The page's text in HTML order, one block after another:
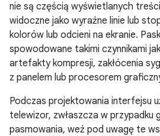
nie są częścią wyświetlanych
widoczne jako wyraźne linie lub
kolorów lub odcieni na ekranie.
spowodowane takimi czynnikami
artefakty kompresji, zakłócenia
z panelem lub procesorem
Podczas projektowania interfejsu
telewizor, zwłaszcza w przypadku
pasmowania, weź pod uwagę te